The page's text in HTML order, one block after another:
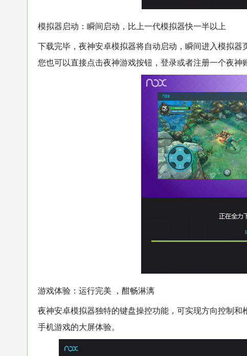
模拟器启动：瞬间启动，比上一代模拟器快一半以上
下载完毕，夜神安卓模拟器将自动启动，瞬间进入模拟
您也可以直接点击夜神游戏按钮，登录或者注册一个夜神
游戏体验：运行完美 ，酣畅淋漓
夜神安卓模拟器独特的键盘操控功能，可实现方向控制
手机游戏的大屏体验。